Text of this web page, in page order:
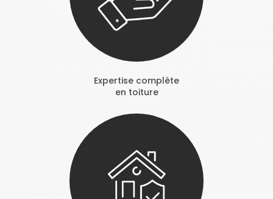
Expertise complète
en toiture